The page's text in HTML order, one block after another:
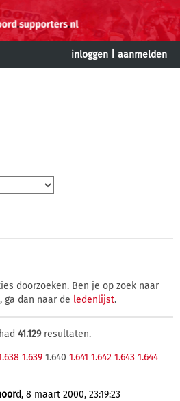
inloggen aanmelden
doorzoeken. Ben je op zoek naar
ga dan naar de ledenlijst.
had 41.129resultaten.
1.639 1.640 1.641 1.642 1.643 1.644
d, 8 maart 2000, 23:19:23